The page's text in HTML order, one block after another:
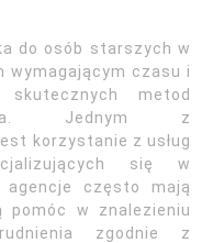
do osób starszych w
wymagającym czasu i
metod
Jednym z
korzystanie z usług
się w
agencje często mają
w znalezieniu
zgodnie z